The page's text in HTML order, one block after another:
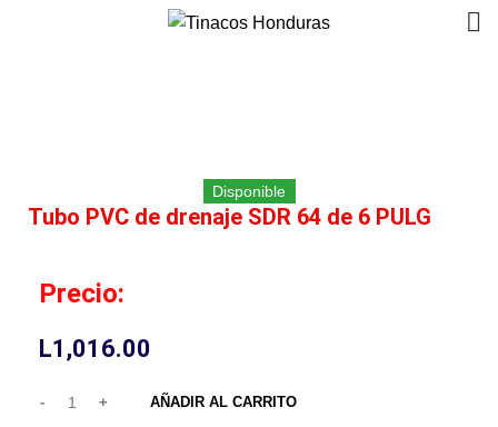
Disponible
Tubo PVC de drenaje SDR 64 de 6 PULG
Precio:
L1,016.00
AÑADIR AL CARRITO